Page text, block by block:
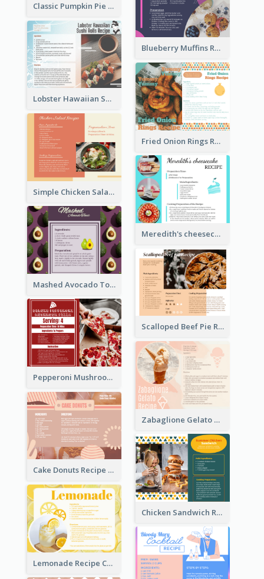
Classic Pumpkin Pie Recipe Card
Blueberry Muffins Recipe Card
Lobster Hawaiian Sushi Rolls Recipe Card
Fried Onion Rings Recipe Card
Simple Chicken Salad Recipe Card
Meredith's cheesecake Recipe Card
Mashed Avocado Toast Recipe Card
Scalloped Beef Pie Recipe Card
Pepperoni Mushroom Pizza Recipe Card
Zabaglione Gelato Recipe Card
Cake Donuts Recipe Card
Chicken Sandwich Recipe Card
Lemonade Recipe Card